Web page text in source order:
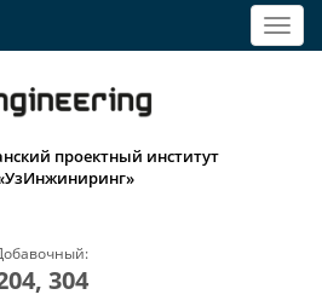
проектный институт
304